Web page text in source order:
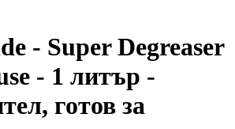
- Super Degreaser
- 1 литър -
готов за